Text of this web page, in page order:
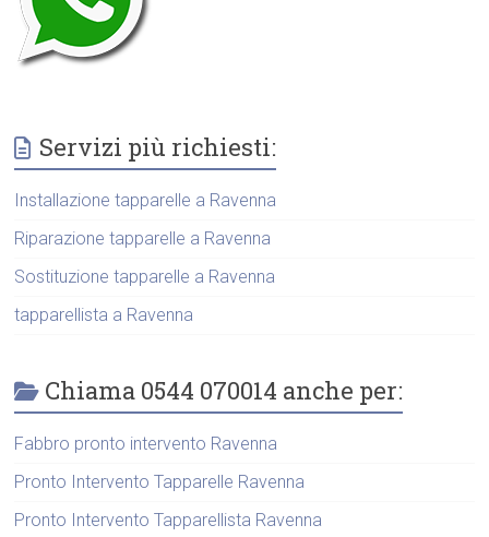
Servizi più richiesti:
Installazione tapparelle a Ravenna
Riparazione tapparelle a Ravenna
Sostituzione tapparelle a Ravenna
tapparellista a Ravenna
Chiama 0544 070014 anche per:
Fabbro pronto intervento Ravenna
Pronto Intervento Tapparelle Ravenna
Pronto Intervento Tapparellista Ravenna